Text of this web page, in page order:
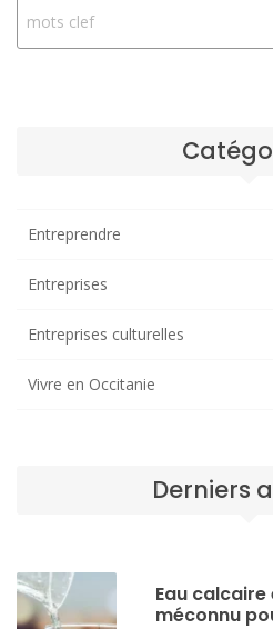
Entreprendre
Entreprises
Entreprises culturelles
Vivre en Occitanie
Derniers
Eau calcaire
méconnu